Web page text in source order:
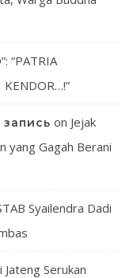
“PATRIA
KENDOR…!”
on Jejak
yang Gagah Berani
Syailendra Dadi
Serukan